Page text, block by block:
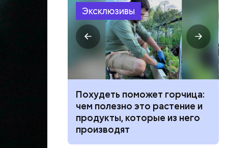
Эксклюзивы
и
Похудеть поможет горчица:
чем полезно это растение и
продукты, которые из него
производят